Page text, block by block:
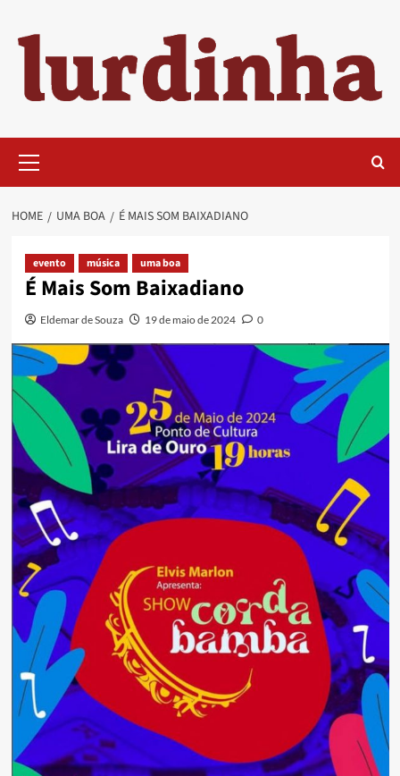
content
Menu
HOME UMA BOA É MAIS SOM BAIXADIANO
evento música uma boa
É Mais Som Baixadiano
Eldemar de Souza 19 de maio de 2024 0